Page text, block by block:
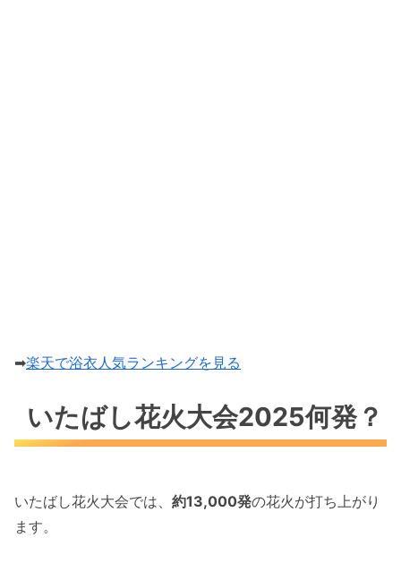
➡楽天で浴衣人気ランキングを見る
いたばし花火大会2025何発？
いたばし花火大会では、 約13,000発の花火が打ち上がり
ます。